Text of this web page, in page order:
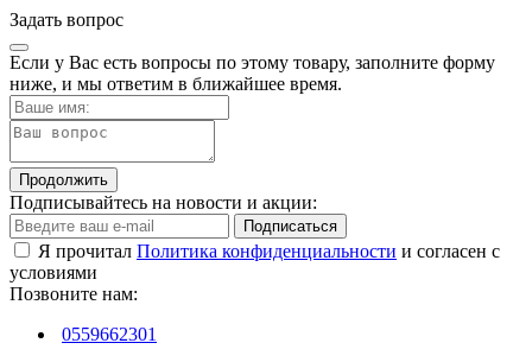
Задать вопрос
Если у Вас есть вопросы по этому товару, заполните форму
ниже, и мы ответим в ближайшее время.
Продолжить
Подписывайтесь на новости и акции:
Подписаться
Я прочитал Политика конфиденциальности и согласен с
условиями
Позвоните нам:
0559662301